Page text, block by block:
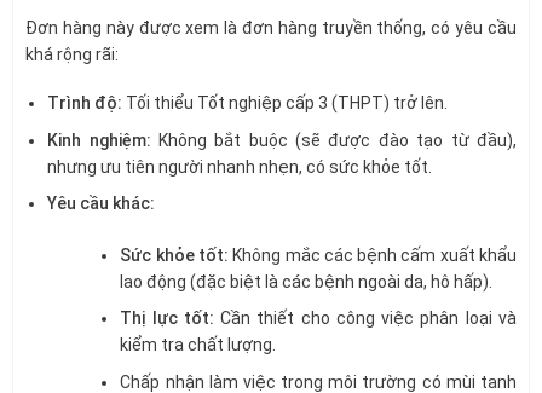
Đơn hàng này được xem là đơn hàng truyền thống, có yêu cầu
khá rộng rãi:
Trình độ: Tối thiểu Tốt nghiệp cấp 3 (THPT) trở lên.
Kinh nghiệm: Không bắt buộc (sẽ được đào tạo từ đầu),
nhưng ưu tiên người nhanh nhẹn, có sức khỏe tốt.
Yêu cầu khác:
Sức khỏe tốt: Không mắc các bệnh cấm xuất khẩu
lao động (đặc biệt là các bệnh ngoài da, hô hấp).
Thị lực tốt: Cần thiết cho công việc phân loại và
kiểm tra chất lượng.
Chấp nhận làm việc trong môi trường có mùi tanh